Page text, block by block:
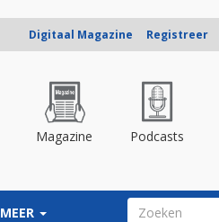
Digitaal Magazine Registreer
Magazine Podcasts
MEER ZOEKVELD